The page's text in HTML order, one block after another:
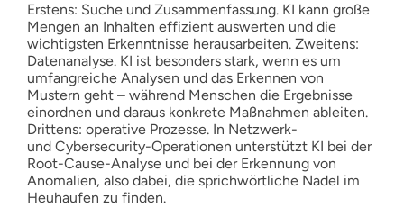
Erstens: Suche und Zusammenfassung. KI kann große
Mengen an Inhalten effizient auswerten und die
wichtigsten Erkenntnisse herausarbeiten. Zweitens:
Datenanalyse. KI ist besonders stark, wenn es um
umfangreiche Analysen und das Erkennen von
Mustern geht – während Menschen die Ergebnisse
einordnen und daraus konkrete Maßnahmen ableiten.
Drittens: operative Prozesse. In Netzwerk-
und Cybersecurity-Operationen unterstützt KI bei der
Root-Cause-Analyse und bei der Erkennung von
Anomalien, also dabei, die sprichwörtliche Nadel im
Heuhaufen zu finden.